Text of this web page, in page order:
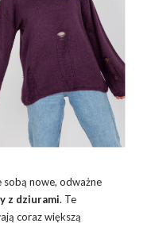
sobą nowe, odważne
z dziurami. Te
coraz większą